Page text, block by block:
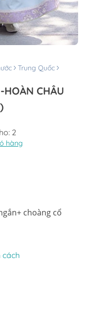
Trung Quốc
2
hàng
choàng cổ
cách